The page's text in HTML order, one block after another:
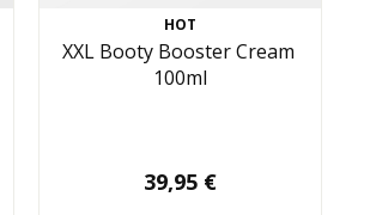
HOT
XXL Booty Booster Cream
100ml
39,95 €